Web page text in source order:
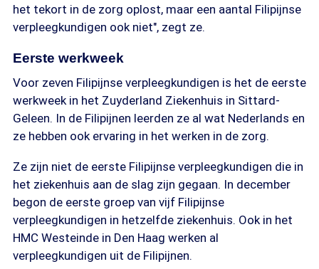
het tekort in de zorg oplost, maar een aantal Filipijnse
verpleegkundigen ook niet", zegt ze.
Eerste werkweek
Voor zeven Filipijnse verpleegkundigen is het de eerste
werkweek in het Zuyderland Ziekenhuis in Sittard-
Geleen. In de Filipijnen leerden ze al wat Nederlands en
ze hebben ook ervaring in het werken in de zorg.
Ze zijn niet de eerste Filipijnse verpleegkundigen die in
het ziekenhuis aan de slag zijn gegaan. In december
begon de eerste groep van vijf Filipijnse
verpleegkundigen in hetzelfde ziekenhuis. Ook in het
HMC Westeinde in Den Haag werken al
verpleegkundigen uit de Filipijnen.